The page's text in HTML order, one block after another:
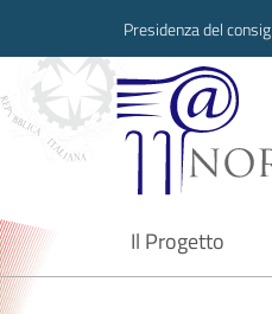
Presidenza del
Il Progetto
current